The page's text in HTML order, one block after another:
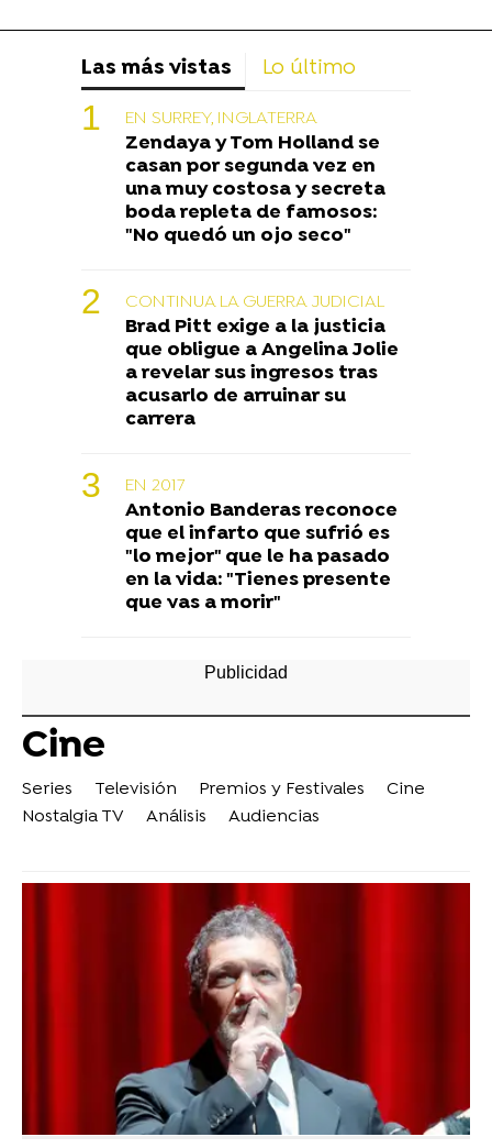
Las más vistas Lo último
EN SURREY, INGLATERRA
Zendaya y Tom Holland se
casan por segunda vez en
una muy costosa y secreta
boda repleta de famosos:
"No quedó un ojo seco"
CONTINUA LA GUERRA JUDICIAL
Brad Pitt exige a la justicia
que obligue a Angelina Jolie
a revelar sus ingresos tras
acusarlo de arruinar su
carrera
EN 2017
Antonio Banderas reconoce
que el infarto que sufrió es
"lo mejor" que le ha pasado
en la vida: "Tienes presente
que vas a morir"
Cine
Series Televisión Premios y Festivales
Cine
Nostalgia TV
Análisis Audiencias